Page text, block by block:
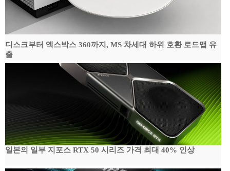
디스크부터 엑스박스 360까지, MS 차세대 하위 호환 로드맵 유
출
일본의 일부 지포스 RTX 50 시리즈 가격 최대 40% 인상